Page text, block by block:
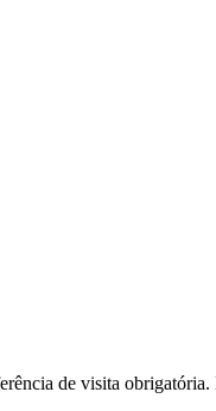
de visita obrigatória.